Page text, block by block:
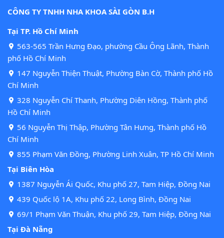
CÔNG TY TNHH NHA KHOA SÀI GÒN B.H
Tại TP. Hồ Chí Minh
563-565 Trần Hưng Đạo, phường Cầu Ông Lãnh, Thành
phố Hồ Chí Minh
147 Nguyễn Thiện Thuật, Phường Bàn Cờ, Thành phố Hồ
Chí Minh
328 Nguyễn Chí Thanh, Phường Diên Hồng, Thành phố
Hồ Chí Minh
56 Nguyễn Thị Thập, Phường Tân Hưng, Thành phố Hồ
Chí Minh
855 Phạm Văn Đồng, Phường Linh Xuân, TP Hồ Chí Minh
Tại Biên Hòa
1387 Nguyễn Ái Quốc, Khu phố 27, Tam Hiệp, Đồng Nai
439 Quốc lộ 1A, Khu phố 22, Long Bình, Đồng Nai
69/1 Phạm Văn Thuận, Khu phố 29, Tam Hiệp, Đồng Nai
Tại Đà Nẵng